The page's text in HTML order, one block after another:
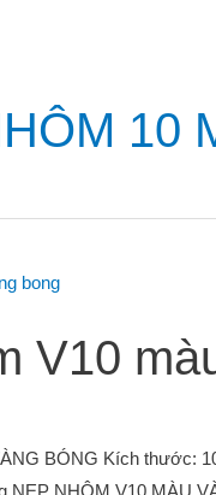
10
V10
BÓNG Kích thước:
NẸP NHÔM V10 MÀU